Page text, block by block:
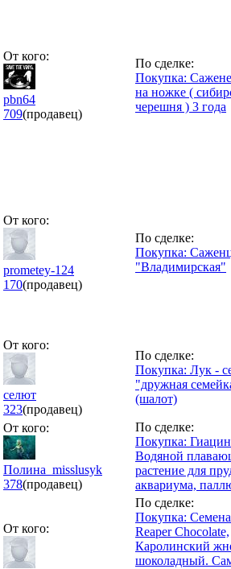
От кого:
pbn64
709(продавец)
По сделке:
Покупка:
на ножке (
черешня ) 3 года
От кого:
prometey-124
170(продавец)
По сделке:
Покупка:
"Владимирская"
От кого:
селют
323(продавец)
По сделке:
Покупка: Лук -
"дружная
(шалот)
От кого:
Полина_misslusyk
378(продавец)
По сделке:
Покупка:
Водяной
растение для
аквариума,
От кого:
По сделке:
Покупка:
Reaper Chocolate,
Каролинский
шоколадный.